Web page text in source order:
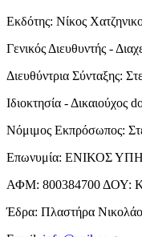
Εκδότης: Νίκος
Γενικός Διευθυντής -
Διευθύντρια Σύνταξης:
Ιδιοκτησία - Δικαιούχος
Νόμιμος Εκπρόσωπος:
Επωνυμία: ΕΝΙΚΟΣ
ΑΦΜ: 800384700ΔΟΥ:
Έδρα: Πλαστήρα